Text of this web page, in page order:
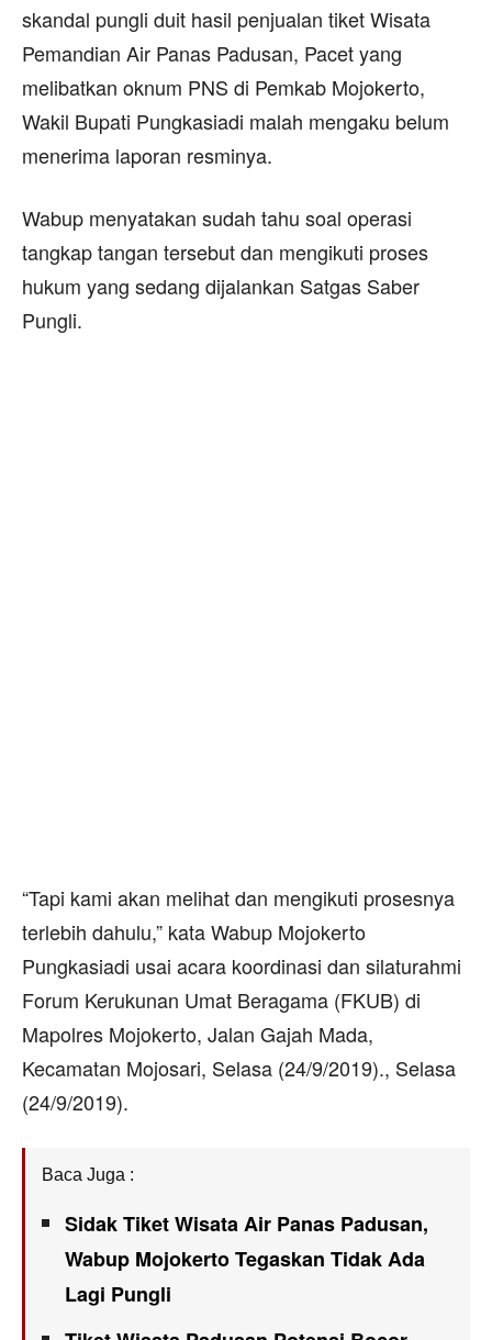
skandal pungli duit hasil penjualan tiket Wisata
Pemandian Air Panas Padusan, Pacet yang
melibatkan oknum PNS di Pemkab Mojokerto,
Wakil Bupati Pungkasiadi malah mengaku belum
menerima laporan resminya.
Wabup menyatakan sudah tahu soal operasi
tangkap tangan tersebut dan mengikuti proses
hukum yang sedang dijalankan Satgas Saber
Pungli.
“Tapi kami akan melihat dan mengikuti prosesnya
terlebih dahulu,” kata Wabup Mojokerto
Pungkasiadi usai acara koordinasi dan silaturahmi
Forum Kerukunan Umat Beragama (FKUB) di
Mapolres Mojokerto, Jalan Gajah Mada,
Kecamatan Mojosari, Selasa (24/9/2019)., Selasa
(24/9/2019).
Baca Juga :
Sidak Tiket Wisata Air Panas Padusan,
Wabup Mojokerto Tegaskan Tidak Ada
Lagi Pungli